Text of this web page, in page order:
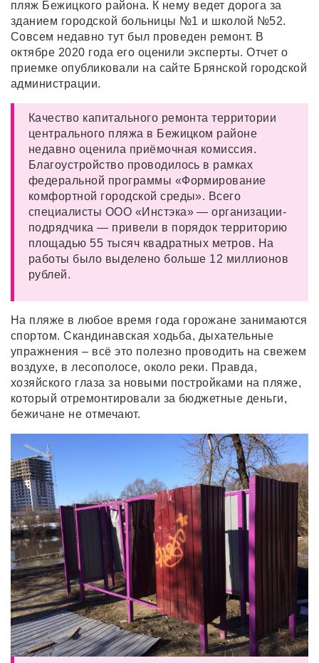
пляж Бежицкого района. К нему ведет дорога за
зданием городской больницы №1 и школой №52.
Совсем недавно тут был проведен ремонт. В
октябре 2020 года его оценили эксперты. Отчет о
приемке опубликовали на сайте Брянской городской
администрации.
Качество капитального ремонта территории
центрального пляжа в Бежицком районе
недавно оценила приёмочная комиссия.
Благоустройство проводилось в рамках
федеральной программы «Формирование
комфортной городской среды». Всего
специалисты ООО «Инстэка» — организации-
подрядчика — привели в порядок территорию
площадью 55 тысяч квадратных метров. На
работы было выделено больше 12 миллионов
рублей.
На пляже в любое время года горожане занимаются
спортом. Скандинавская ходьба, дыхательные
упражнения – всё это полезно проводить на свежем
воздухе, в лесополосе, около реки. Правда,
хозяйского глаза за новыми постройками на пляже,
который отремонтировали за бюджетные деньги,
бежичане не отмечают.